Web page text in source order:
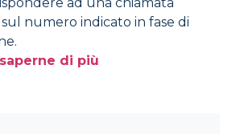
numero indicato in fase di
di più